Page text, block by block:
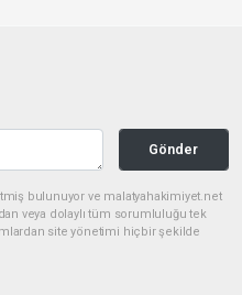
Gönder
bulunuyor ve malatyahakimiyet.net
veya dolaylı tüm sorumluluğu tek
site yönetimi hiçbir şekilde